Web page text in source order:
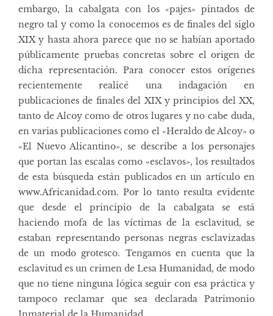
embargo, la cabalgata con los «pajes» pintados de
negro tal y como la conocemos es de finales del siglo
XIX y hasta ahora parece que no se habían aportado
públicamente pruebas concretas sobre el origen de
dicha representación. Para conocer estos orígenes
recientemente realicé una indagación en
publicaciones de finales del XIX y principios del XX,
tanto de Alcoy como de otros lugares y no cabe duda,
en varias publicaciones como el «Heraldo de Alcoy» o
«El Nuevo Alicantino», se describe a los personajes
que portan las escalas como «esclavos», los resultados
de esta búsqueda están publicados en un artículo en
www.Africanidad.com. Por lo tanto resulta evidente
que desde el principio de la cabalgata se está
haciendo mofa de las víctimas de la esclavitud, se
estaban representando personas negras esclavizadas
de un modo grotesco. Tengamos en cuenta que la
esclavitud es un crimen de Lesa Humanidad, de modo
que no tiene ninguna lógica seguir con esa práctica y
tampoco reclamar que sea declarada Patrimonio